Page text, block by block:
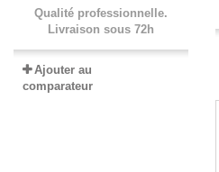
Qualité professionnelle.
Livraison sous 72h
Ajouter au
comparateur